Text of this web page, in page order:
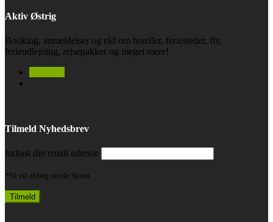
Aktiv Østrig
Booking, anmeldelser og råd om hoteller, feriesteder, fly,
ferieudlejning, rejsepakker og meget mere!
Tilmeld Nyhedsbrev
Indtast din email adresse
*Vi vil aldrig sende Spam